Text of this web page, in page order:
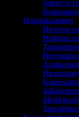
Sakset ja
Hoitolakalusteet
Hierovat
Hoitolan